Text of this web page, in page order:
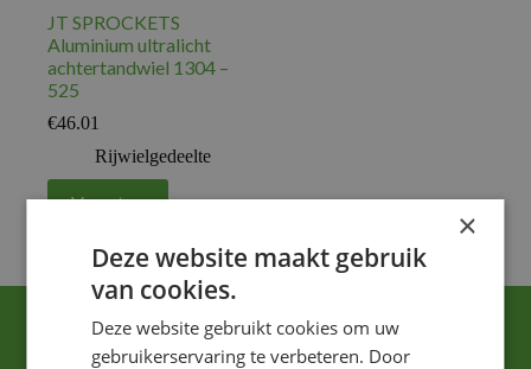
JT SPROCKETS
Aluminium ultralicht
achtertandwiel 1304 –
525
€46.01
Rijwielgedeelte
Voeg toe
×
Deze website maakt gebruik
van cookies.
Deze website gebruikt cookies om uw
gebruikerservaring te verbeteren. Door